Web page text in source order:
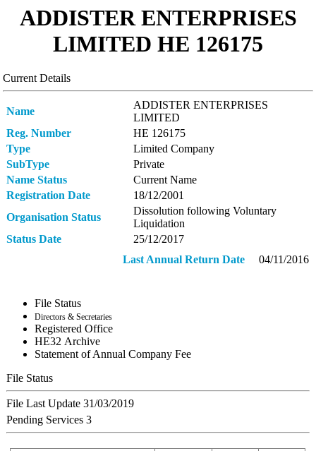
ADDISTER ENTERPRISES
LIMITED ΗΕ 126175
Current Details
Name
ADDISTER ENTERPRISES
LIMITED
Reg. Number
ΗΕ 126175
Type
Limited Company
SubType
Private
Name Status
Current Name
Registration Date
18/12/2001
Organisation Status
Dissolution following Voluntary
Liquidation
Status Date
25/12/2017
Last Annual Return Date04/11/2016
File Status
Directors & Secretaries
Registered Office
ΗΕ32 Archive
Statement of Annual Company Fee
File Status
File Last Update 31/03/2019
Pending Services 3